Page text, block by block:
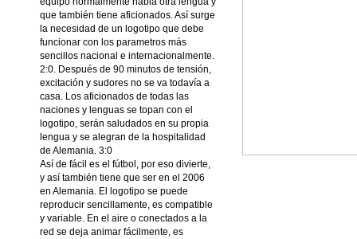
que también tiene aficionados. Así surge
la necesidad de un logotipo que debe
funcionar con los parametros más
sencillos nacional e internacionalmente.
2:0. Después de 90 minutos de tensión,
excitación y sudores no se va todavía a
casa. Los aficionados de todas las
naciones y lenguas se topan con el
logotipo, serán saludados en su propia
lengua y se alegran de la hospitalidad
de Alemania. 3:0
Así de fácil es el fútbol, por eso divierte,
y así también tiene que ser en el 2006
en Alemania. El logotipo se puede
reproducir sencillamente, es compatible
y variable. En el aire o conectados a la
red se deja animar fácilmente, es